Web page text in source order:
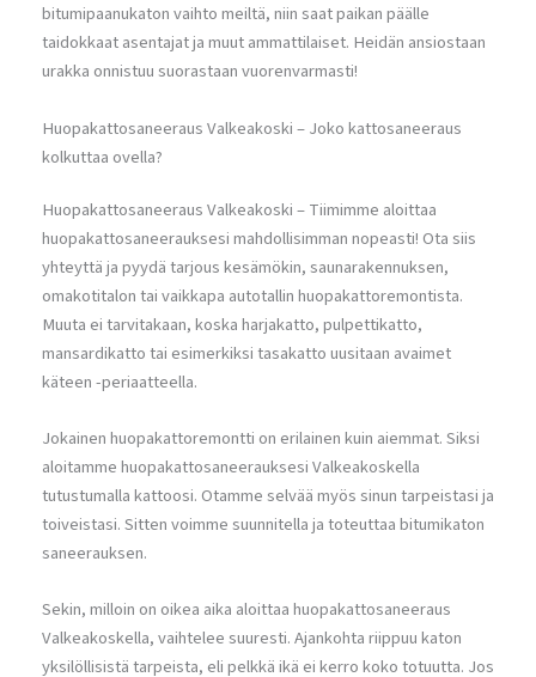
bitumipaanukaton vaihto meiltä, niin saat paikan päälle
taidokkaat asentajat ja muut ammattilaiset. Heidän ansiostaan
urakka onnistuu suorastaan vuorenvarmasti!
Huopakattosaneeraus Valkeakoski – Joko kattosaneeraus
kolkuttaa ovella?
Huopakattosaneeraus Valkeakoski – Tiimimme aloittaa
huopakattosaneerauksesi mahdollisimman nopeasti! Ota siis
yhteyttä ja pyydä tarjous kesämökin, saunarakennuksen,
omakotitalon tai vaikkapa autotallin huopakattoremontista.
Muuta ei tarvitakaan, koska harjakatto, pulpettikatto,
mansardikatto tai esimerkiksi tasakatto uusitaan avaimet
käteen -periaatteella.
Jokainen huopakattoremontti on erilainen kuin aiemmat. Siksi
aloitamme huopakattosaneerauksesi Valkeakoskella
tutustumalla kattoosi. Otamme selvää myös sinun tarpeistasi ja
toiveistasi. Sitten voimme suunnitella ja toteuttaa bitumikaton
saneerauksen.
Sekin, milloin on oikea aika aloittaa huopakattosaneeraus
Valkeakoskella, vaihtelee suuresti. Ajankohta riippuu katon
yksilöllisistä tarpeista, eli pelkkä ikä ei kerro koko totuutta. Jos